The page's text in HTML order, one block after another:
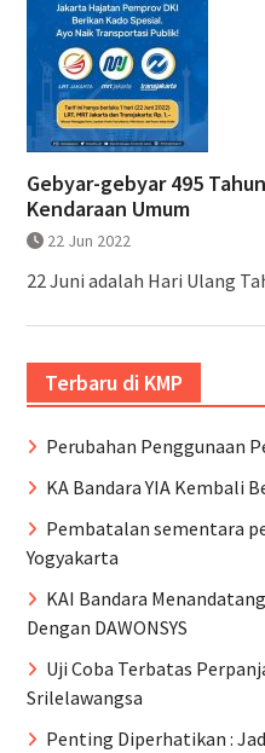
Gebyar-gebyar 495
Kendaraan Umum
22 Jun 2022
22 Juni adalah Hari Ulang
Terbaru di KMP
Perubahan Penggunaan
KA Bandara YIA Kembali
Pembatalan sementara
Yogyakarta
KAI Bandara
Dengan DAWONSYS
Uji Coba Terbatas
Srilelawangsa
Penting Diperhatikan :